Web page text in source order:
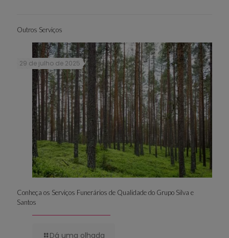
Outros Serviços
29 de julho de 2025
Conheça os Serviços Funerários de Qualidade do Grupo Silva e
Santos
Dá uma olhada